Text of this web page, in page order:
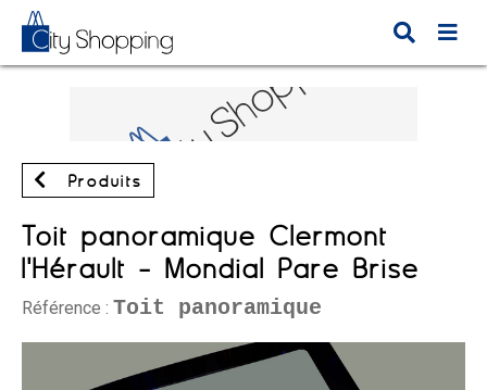
Produits
Toit panoramique Clermont
l'Hérault - Mondial Pare Brise
Référence : Toit panoramique